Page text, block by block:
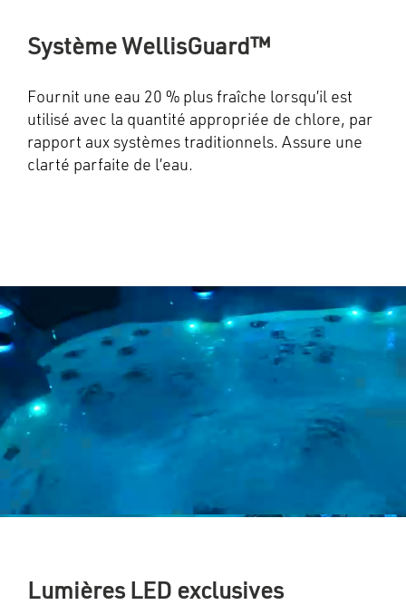
Système WellisGuard™
Fournit une eau 20 % plus fraîche lorsqu’il est
utilisé avec la quantité appropriée de chlore, par
rapport aux systèmes traditionnels. Assure une
clarté parfaite de l’eau.
Lumières LED exclusives